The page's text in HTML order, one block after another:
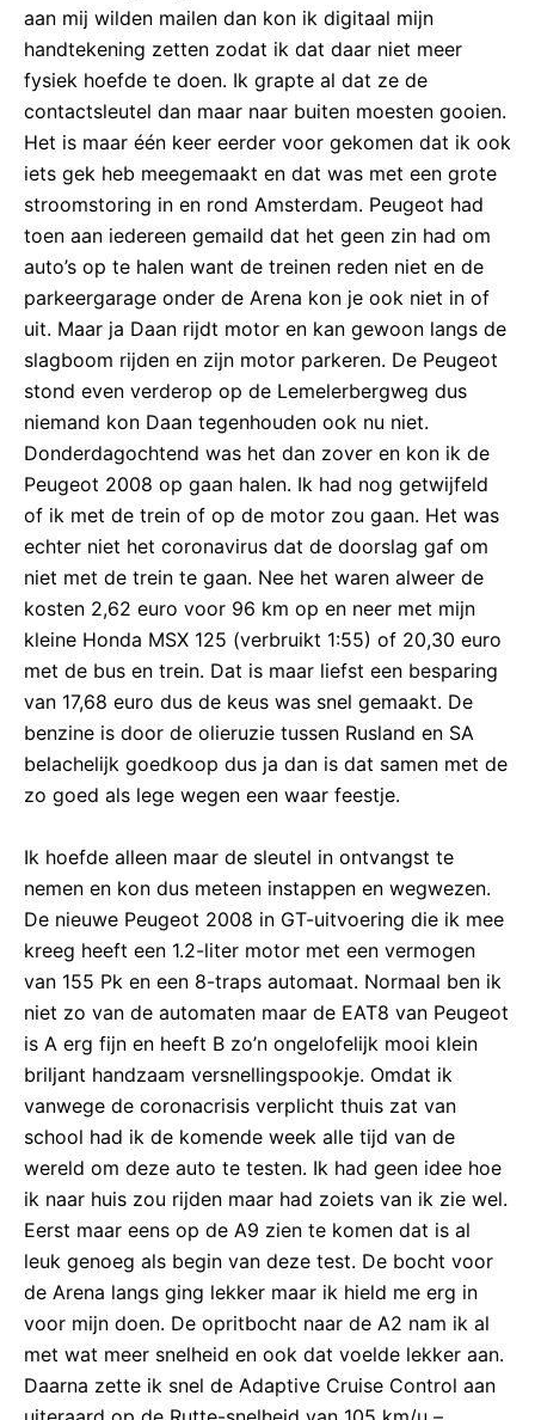
aan mij wilden mailen dan kon ik digitaal mijn
handtekening zetten zodat ik dat daar niet meer
fysiek hoefde te doen. Ik grapte al dat ze de
contactsleutel dan maar naar buiten moesten gooien.
Het is maar één keer eerder voor gekomen dat ik ook
iets gek heb meegemaakt en dat was met een grote
stroomstoring in en rond Amsterdam. Peugeot had
toen aan iedereen gemaild dat het geen zin had om
auto’s op te halen want de treinen reden niet en de
parkeergarage onder de Arena kon je ook niet in of
uit. Maar ja Daan rijdt motor en kan gewoon langs de
slagboom rijden en zijn motor parkeren. De Peugeot
stond even verderop op de Lemelerbergweg dus
niemand kon Daan tegenhouden ook nu niet.
Donderdagochtend was het dan zover en kon ik de
Peugeot 2008 op gaan halen. Ik had nog getwijfeld
of ik met de trein of op de motor zou gaan. Het was
echter niet het coronavirus dat de doorslag gaf om
niet met de trein te gaan. Nee het waren alweer de
kosten 2,62 euro voor 96 km op en neer met mijn
kleine Honda MSX 125 (verbruikt 1:55) of 20,30 euro
met de bus en trein. Dat is maar liefst een besparing
van 17,68 euro dus de keus was snel gemaakt. De
benzine is door de olieruzie tussen Rusland en SA
belachelijk goedkoop dus ja dan is dat samen met de
zo goed als lege wegen een waar feestje.
Ik hoefde alleen maar de sleutel in ontvangst te
nemen en kon dus meteen instappen en wegwezen.
De nieuwe Peugeot 2008 in GT-uitvoering die ik mee
kreeg heeft een 1.2-liter motor met een vermogen
van 155 Pk en een 8-traps automaat. Normaal ben ik
niet zo van de automaten maar de EAT8 van Peugeot
is A erg fijn en heeft B zo’n ongelofelijk mooi klein
briljant handzaam versnellingspookje. Omdat ik
vanwege de coronacrisis verplicht thuis zat van
school had ik de komende week alle tijd van de
wereld om deze auto te testen. Ik had geen idee hoe
ik naar huis zou rijden maar had zoiets van ik zie wel.
Eerst maar eens op de A9 zien te komen dat is al
leuk genoeg als begin van deze test. De bocht voor
de Arena langs ging lekker maar ik hield me erg in
voor mijn doen. De opritbocht naar de A2 nam ik al
met wat meer snelheid en ook dat voelde lekker aan.
Daarna zette ik snel de Adaptive Cruise Control aan